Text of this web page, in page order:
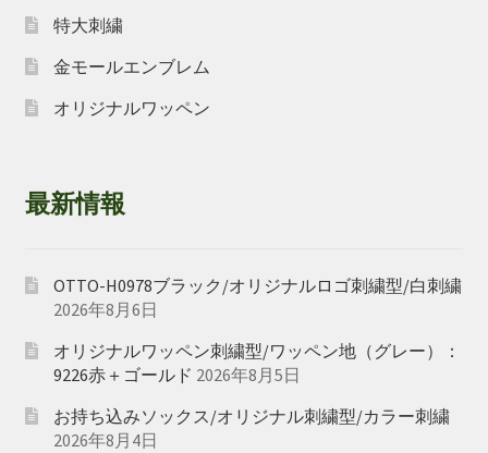
特大刺繍
金モールエンブレム
オリジナルワッペン
最新情報
OTTO-H0978ブラック/オリジナルロゴ刺繍型/白刺繍
2026年8月6日
オリジナルワッペン刺繍型/ワッペン地（グレー）：
9226赤＋ゴールド 2026年8月5日
お持ち込みソックス/オリジナル刺繍型/カラー刺繍
2026年8月4日